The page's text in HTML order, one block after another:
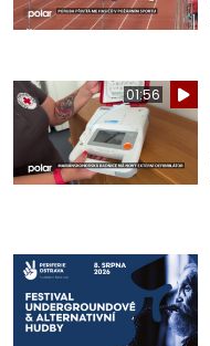
01:56